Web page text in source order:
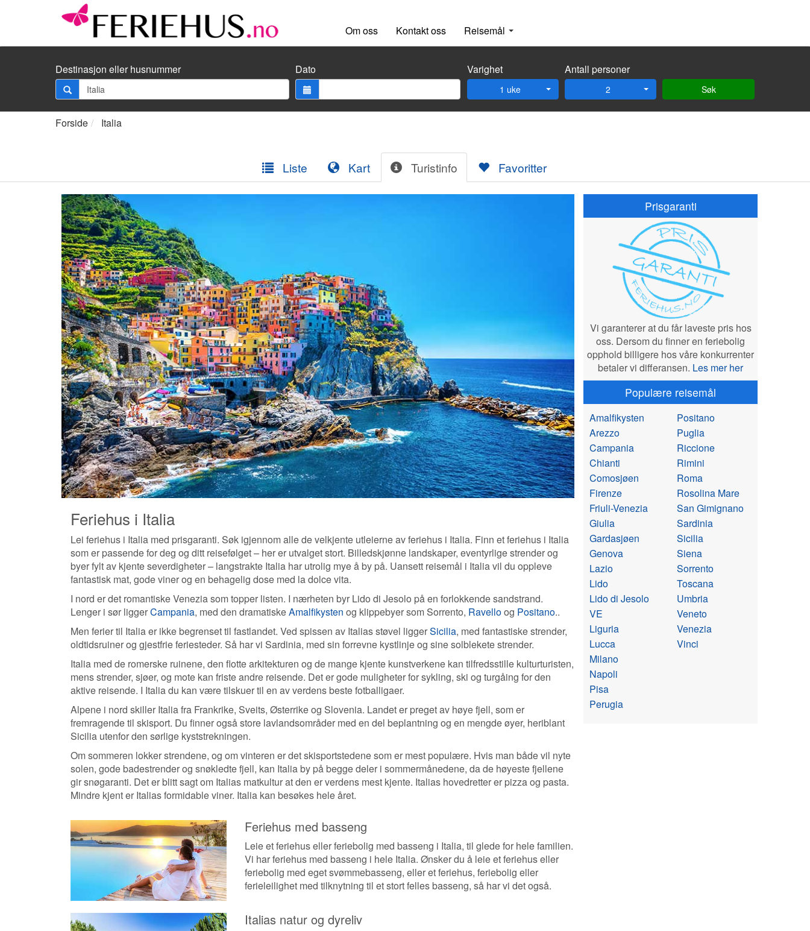
Om oss Kontakt oss Reisemål
Destinasjon eller husnummer Dato Varighet
1 uke
Antall personer
2 Søk
Forside Italia
Liste Kart Turistinfo Favoritter
Feriehus i Italia
Lei feriehus i Italia med prisgaranti. Søk igjennom alle de velkjente utleierne av feriehus i Italia. Finn et feriehus i Italia
som er passende for deg og ditt reisefølget – her er utvalget stort. Billedskjønne landskaper, eventyrlige strender og
byer fylt av kjente severdigheter – langstrakte Italia har utrolig mye å by på. Uansett reisemål i Italia vil du oppleve
fantastisk mat, gode viner og en behagelig dose med la dolce vita.
I nord er det romantiske Venezia som topper listen. I nærheten byr Lido di Jesolo på en forlokkende sandstrand.
Lenger i sør liggerCampania, med den dramatiskeAmalfikysten og klippebyer som Sorrento, Ravelloog Positano..
Men ferier til Italia er ikke begrenset til fastlandet. Ved spissen av Italias støvel liggerSicilia, med fantastiske strender,
oldtidsruiner og gjestfrie feriesteder. Så har vi Sardinia, med sin forrevne kystlinje og sine solblekete strender.
Italia med de romerske ruinene, den flotte arkitekturen og de mange kjente kunstverkene kan tilfredsstille kulturturisten,
mens strender, sjøer, og mote kan friste andre reisende. Det er gode muligheter for sykling, ski og turgåing for den
aktive reisende. I Italia du kan være tilskuer til en av verdens beste fotballigaer.
Alpene i nord skiller Italia fra Frankrike, Sveits, Østerrike og Slovenia. Landet er preget av høye fjell, som er
fremragende til skisport. Du finner også store lavlandsområder med en del beplantning og en mengde øyer, heriblant
Sicilia utenfor den sørlige kyststrekningen.
Om sommeren lokker strendene, og om vinteren er det skisportstedene som er mest populære. Hvis man både vil nyte
solen, gode badestrender og snøkledte fjell, kan Italia by på begge deler i sommermånedene, da de høyeste fjellene
gir snøgaranti. Det er blitt sagt om Italias matkultur at den er verdens mest kjente. Italias hovedretter er pizza og pasta.
Mindre kjent er Italias formidable viner. Italia kan besøkes hele året.
Feriehus med basseng
Leie et feriehus eller feriebolig med basseng i Italia, til glede for hele familien.
Vi har feriehus med basseng i hele Italia. Ønsker du å leie et feriehus eller
feriebolig med eget svømmebasseng, eller et feriehus, feriebolig eller
ferieleilighet med tilknytning til et stort felles basseng, så har vi det også.
Italias natur og dyreliv
Prisgaranti
Vi garanterer at du får laveste pris hos
oss. Dersom du finner en feriebolig
opphold billigere hos våre konkurrenter
betaler vi differansen. Les mer her
Populære reisemål
Amalfikysten
Arezzo
Campania
Chianti
Comosjøen
Firenze
Friuli-Venezia
Giulia
Gardasjøen
Genova
Lazio
Lido
Lido di Jesolo
VE
Liguria
Lucca
Milano
Napoli
Pisa
Perugia
Positano
Puglia
Riccione
Rimini
Roma
Rosolina Mare
San Gimignano
Sardinia
Sicilia
Siena
Sorrento
Toscana
Umbria
Veneto
Venezia
Vinci